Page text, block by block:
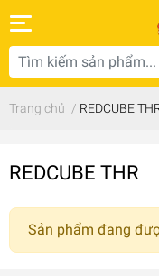
Trang chủ / REDCUBE
REDCUBE THR
Sản phẩm đang